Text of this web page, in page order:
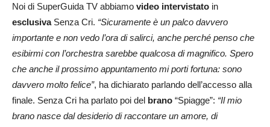
Noi di SuperGuida TV abbiamo video intervistato in
esclusivaSenza Cri. “Sicuramente è un palco davvero
importante e non vedo l’ora di salirci, anche perché penso che
esibirmi con l’orchestra sarebbe qualcosa di magnifico. Spero
che anche il prossimo appuntamento mi porti fortuna: sono
davvero molto felice”, ha dichiarato parlando dell’accesso alla
finale. Senza Cri ha parlato poi del brano “Spiagge”: “Il mio
brano nasce dal desiderio di raccontare un amore, di